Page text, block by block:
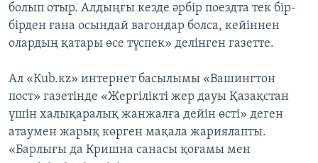
болып отыр. Алдыңғы кезде әрбір поездта тек бір-
бірден ғана осындай вагондар болса, кейіннен
олардың қатары өсе түспек» делінген газетте.
Ал «Кub.кz» интернет басылымы «Вашингтон
пост» газетінде «Жергілікті жер дауы Қазақстан
үшін халықаралық жанжалға дейін өсті» деген
атаумен жарық көрген мақала жариялапты.
«Барлығы да Кришна санасы қоғамы мен